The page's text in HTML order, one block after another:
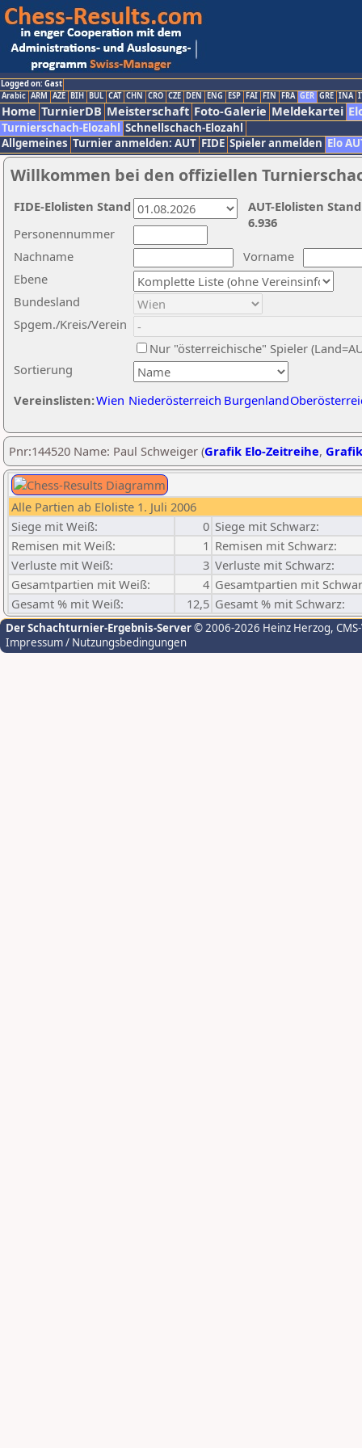
Logged on: Gast
Arabic ARM AZE BIH BUL CAT CHN CRO CZE DEN ENG ESP FAI FIN FRA GER GRE INA
Home TurnierDB Meisterschaft Foto-Galerie Meldekartei
Turnierschach-Elozahl Schnellschach-Elozahl
Allgemeines Turnier anmelden: AUT FIDE Spieler anmelden Elo
Willkommen bei den offiziellen
Nachname
Vorname
Ebene
Sortierung
Personennummer
Bundesland
Spgem./Kreis/Verein
Nur "österreichische" Spieler
Vereinslisten:Wien Niederösterreich Burgenland
AUT-Elolisten
6.936
FIDE-Elolisten Stand
Pnr:144520 Name: Paul Schweiger (Grafik Elo-Zeitreihe,
Alle Partien ab Eloliste 1. Juli 2006
Siege mit Weiß:
0 Siege mit Schwarz:
Remisen mit Weiß:
1 Remisen mit Schwarz:
Verluste mit Weiß:
3 Verluste mit Schwarz:
Gesamtpartien mit Weiß:
4 Gesamtpartien mit
Gesamt % mit Weiß:
12,5 Gesamt % mit Schwarz:
Der Schachturnier-Ergebnis-Server© 2006-2026 Heinz Herzog,
Impressum / Nutzungsbedingungen